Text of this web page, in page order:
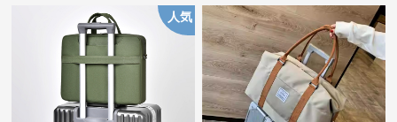
人気